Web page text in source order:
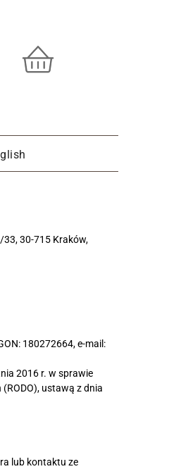
30-715 Kraków,
180272664, e-mail:
2016 r. w sprawie
ustawą z dnia
lub kontaktu ze